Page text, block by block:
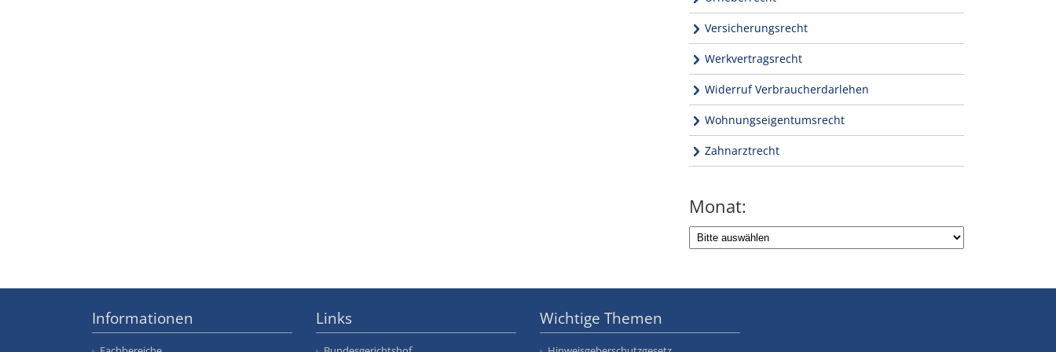
Versicherungsrecht
Werkvertragsrecht
Widerruf Verbraucherdarlehen
Wohnungseigentumsrecht
Zahnarztrecht
Monat:
Informationen Links Wichtige Themen